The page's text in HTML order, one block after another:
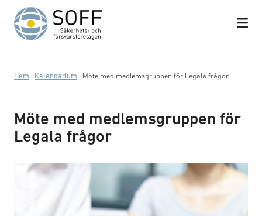
Hoppa till innehåll
Hem Kalendarium Möte med medlemsgruppen för Legala frågor
Möte med medlemsgruppen för
Legala frågor